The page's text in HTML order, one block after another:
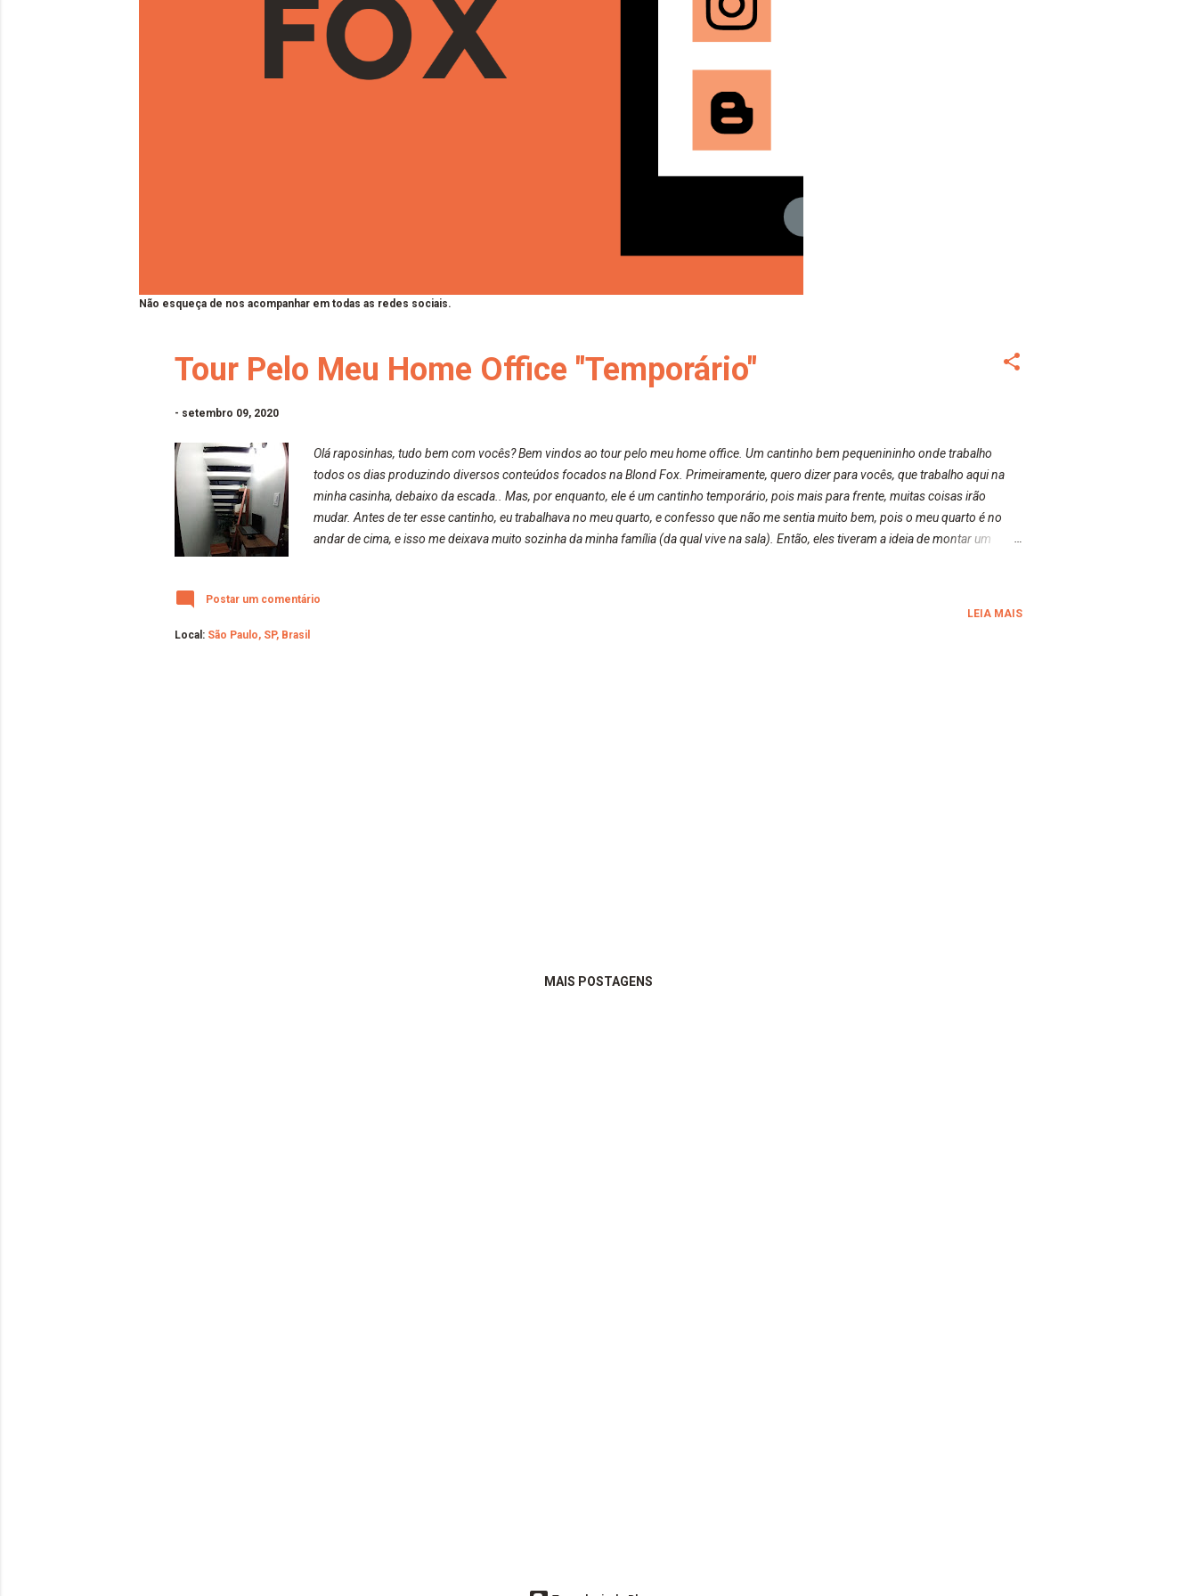
Não esqueça de nos acompanhar em todas as redes sociais.
Tour Pelo Meu Home Office "Temporário"
- setembro 09, 2020
Olá raposinhas, tudo bem com vocês? Bem vindos ao tour pelo meu home office. Um cantinho bem pequenininho onde trabalho
todos os dias produzindo diversos conteúdos focados na Blond Fox. Primeiramente, quero dizer para vocês, que trabalho aqui na
minha casinha, debaixo da escada.. Mas, por enquanto, ele é um cantinho temporário, pois mais para frente, muitas coisas irão
mudar. Antes de ter esse cantinho, eu trabalhava no meu quarto, e confesso que não me sentia muito bem, pois o meu quarto é no
andar de cima, e isso me deixava muito sozinha da minha família (da qual vive na sala). Então, eles tiveram a ideia de montar um
Postar um comentário
Local: São Paulo, SP, Brasil
LEIA MAIS
MAIS POSTAGENS